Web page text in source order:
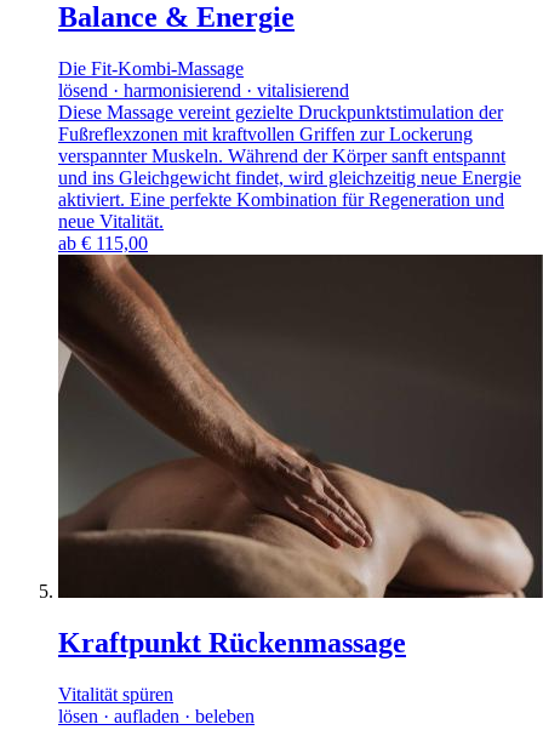
Balance & Energie
Die Fit-Kombi-Massage
lösend · harmonisierend · vitalisierend
Diese Massage vereint gezielte Druckpunktstimulation der
Fußreflexzonen mit kraftvollen Griffen zur Lockerung
verspannter Muskeln. Während der Körper sanft entspannt
und ins Gleichgewicht findet, wird gleichzeitig neue Energie
aktiviert. Eine perfekte Kombination für Regeneration und
neue Vitalität.
ab € 115,00
Kraftpunkt Rückenmassage
Vitalität spüren
lösen · aufladen · beleben